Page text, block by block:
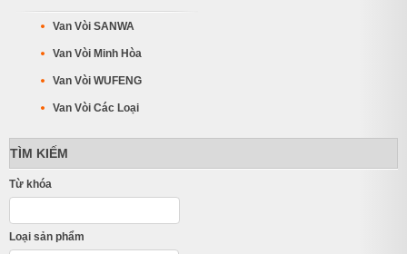
Van Vòi SANWA
Van Vòi Minh Hòa
Van Vòi WUFENG
Van Vòi Các Loại
TÌM KIẾM
Từ khóa
Loại sản phẩm